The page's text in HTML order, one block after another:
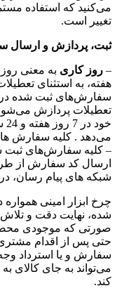
می‏‌کنید که استفاده
تغییر است.
ثبت، پردازش و ارسال
– روز کاری به معنی
هفته، به استثنای
سفارش‏‌های ثبت شده در
تعطیلات پردازش
می‌‏دهد . کلیه سفارش
– کلیه سفارش‌‏های ثبت
ارسال کد سفارش از
شبکه های پیام رسان،
چرخ ابزار امینی
شده، نهایت دقت و تلاش
صورتی که موجودی
حتی پس از اقدام
سفارش و یا استرداد
می‏‌تواند به جای کالای
کند.